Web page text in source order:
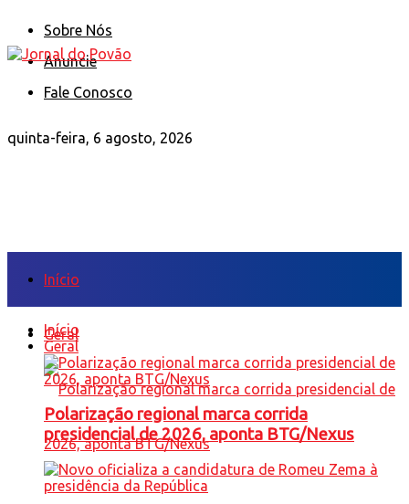
Sobre Nós
Anuncie
Fale Conosco
quinta-feira, 6 agosto, 2026
Início
Geral
Início
Geral
Polarização regional marca corrida
presidencial de 2026, aponta BTG/Nexus